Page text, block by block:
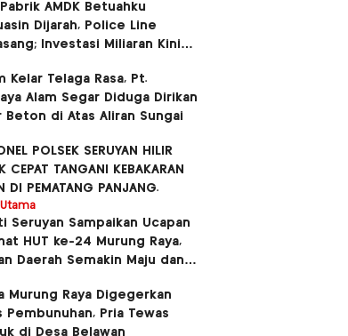
AMDK Betuahku
Dijarah, Police Line
Investasi Miliaran Kini
Kelar Telaga Rasa, Pt.
Alam Segar Diduga Dirikan
Beton di Atas Aliran Sungai
POLSEK SERUYAN HILIR
CEPAT TANGANI KEBAKARAN
DI PEMATANG PANJANG.
Seruyan Sampaikan Ucapan
HUT ke-24 Murung Raya,
Daerah Semakin Maju dan
Murung Raya Digegerkan
Pembunuhan, Pria Tewas
di Desa Belawan